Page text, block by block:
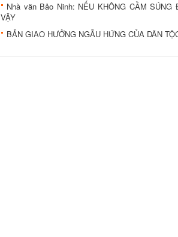
Nhà văn Bảo Ninh: NẾU KHÔNG CẦM
VẬY
BẢN GIAO HƯỞNG NGẪU HỨNG CỦA DÂN